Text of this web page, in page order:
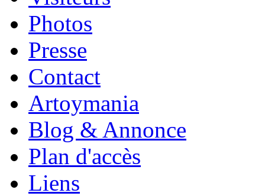
Photos
Presse
Contact
Artoymania
Blog & Annonce
Plan d'accès
Liens